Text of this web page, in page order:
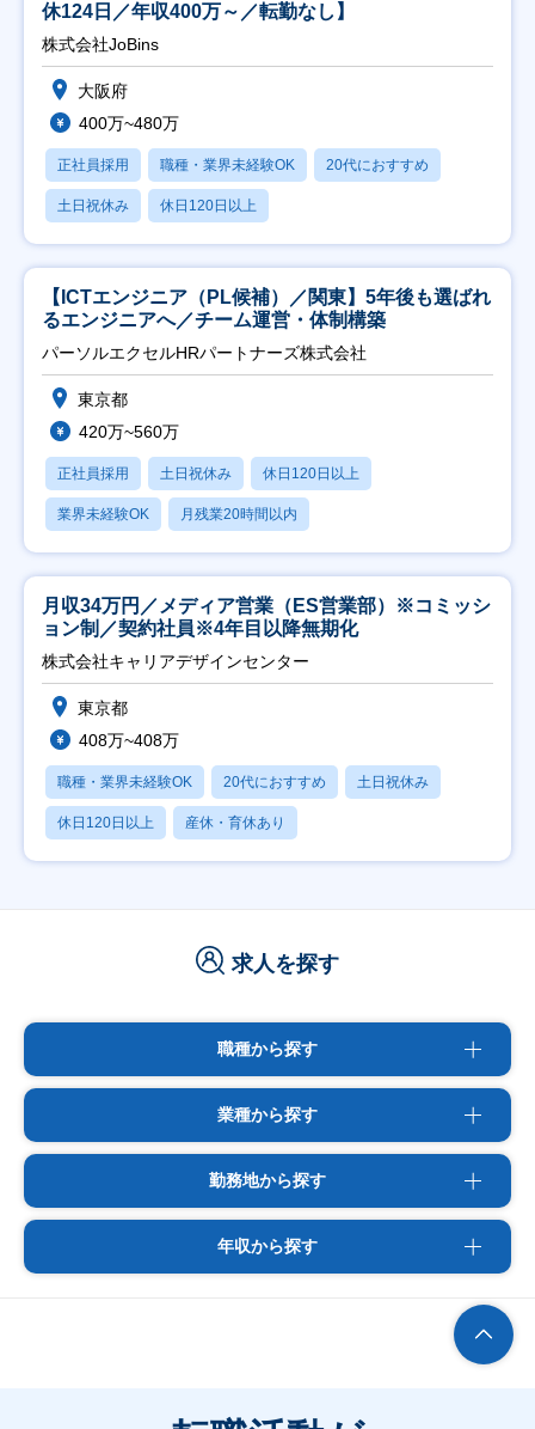
休124日／年収400万～／転勤なし】
株式会社JoBins
大阪府
400万~480万
正社員採用 職種・業界未経験OK 20代におすすめ
土日祝休み 休日120日以上
【ICTエンジニア（PL候補）／関東】5年後も選ばれ
るエンジニアへ／チーム運営・体制構築
パーソルエクセルHRパートナーズ株式会社
東京都
420万~560万
正社員採用 土日祝休み 休日120日以上
業界未経験OK 月残業20時間以内
月収34万円／メディア営業（ES営業部）※コミッシ
ョン制／契約社員※4年目以降無期化
株式会社キャリアデザインセンター
東京都
408万~408万
職種・業界未経験OK 20代におすすめ 土日祝休み
休日120日以上 産休・育休あり
求人を探す
職種から探す
業種から探す
勤務地から探す
年収から探す